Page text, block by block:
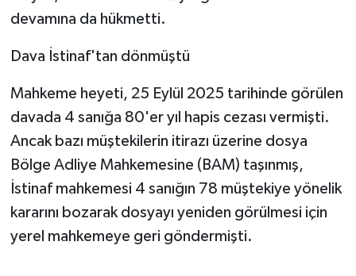
devamına da hükmetti.
Dava İstinaf'tan dönmüştü
Mahkeme heyeti, 25 Eylül 2025 tarihinde görülen
davada 4 sanığa 80'er yıl hapis cezası vermişti.
Ancak bazı müştekilerin itirazı üzerine dosya
Bölge Adliye Mahkemesine (BAM) taşınmış,
İstinaf mahkemesi 4 sanığın 78 müştekiye yönelik
kararını bozarak dosyayı yeniden görülmesi için
yerel mahkemeye geri göndermişti.